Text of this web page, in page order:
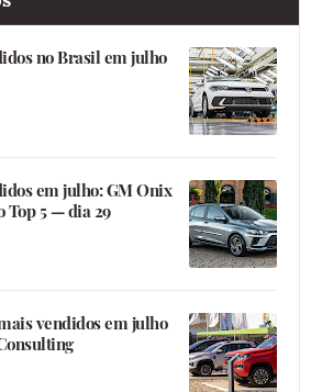
no Brasil em julho
em julho: GM Onix
Top 5 — dia 29
vendidos em julho